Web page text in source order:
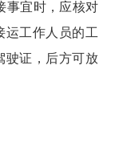
事宜时，应核对
运工作人员的工
驶证，后方可放